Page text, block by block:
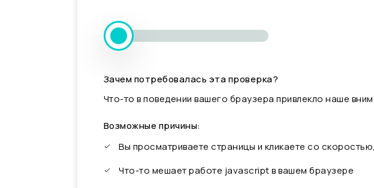
Зачем потребовалась эта проверка?
Что-то в поведении вашего браузера привлекло наше
Возможные причины:
Вы просматриваете страницы и кликаете со
Что-то мешает работе javascript в вашем браузере